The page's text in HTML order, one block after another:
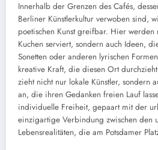
Innerhalb der Grenzen des Cafés,
Berliner Künstlerkultur verwoben sind,
poetischen Kunst greifbar. Hier werden
Kuchen serviert, sondern auch Ideen,
Sonetten oder anderen lyrischen
kreative Kraft, die diesen Ort
zieht nicht nur lokale Künstler, sondern
an, die ihren Gedanken freien Lauf
individuelle Freiheit, gepaart mit der
einzigartige Verbindung zwischen den
Lebensrealitäten, die am Potsdamer